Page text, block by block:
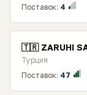
Поставок: 4
🇹🇷 ZARUHI
Турция
Поставок: 47